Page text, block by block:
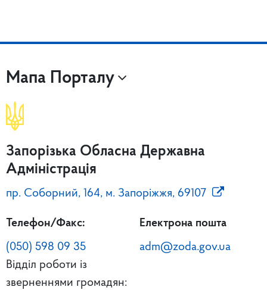
Мапа Порталу
Запорізька Обласна Державна
Адміністрація
пр. Соборний, 164, м. Запоріжжя, 69107
Телефон/Факс:
(050) 598 09 35
Відділ роботи із
зверненнями громадян:
Електрона пошта
adm@zoda.gov.ua